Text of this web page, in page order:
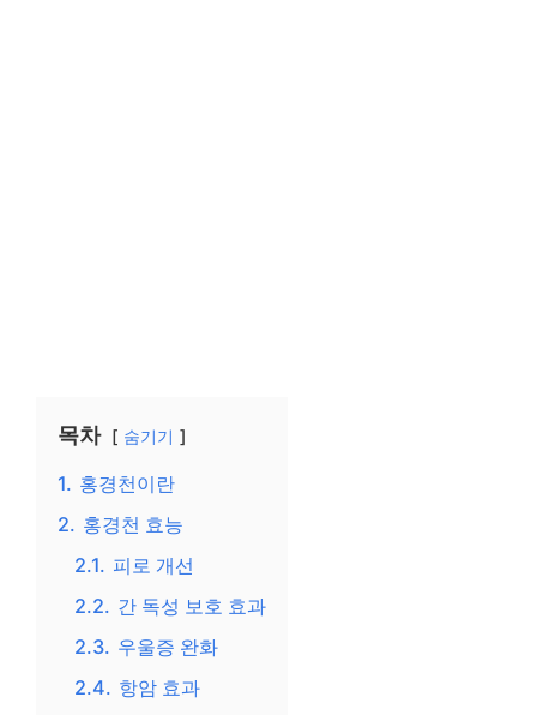
목차 숨기기
1. 홍경천이란
2. 홍경천 효능
2.1. 피로 개선
2.2. 간 독성 보호 효과
2.3. 우울증 완화
2.4. 항암 효과